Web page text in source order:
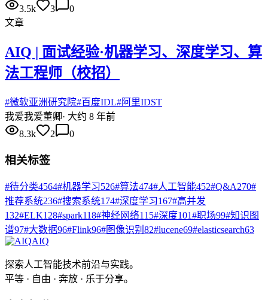
3.5k
3
0
文章
AIQ | 面试经验·机器学习、深度学习、算
法工程师（校招）
#微软亚洲研究院#百度IDL#阿里IDST
我爱我爱董卿· 大约 8 年前
8.3k
2 0
相关标签
#待分类4564#机器学习526#算法474#人工智能452#Q&A270#
推荐系统236#搜索系统174#深度学习167#高并发
132#ELK128#spark118#神经网络115#深度101#职场99#知识图
谱97#大数据96#Flink96#图像识别 82#lucene69#elasticsearch63
AIQ
探索人工智能技术前沿与实践。
平等 · 自由 · 奔放 · 乐于分享。